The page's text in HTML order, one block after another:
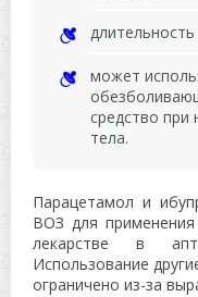
может
средство при
тела.
Парацетамол и
ВОЗ для
лекарстве в
Использование
ограничено из-за